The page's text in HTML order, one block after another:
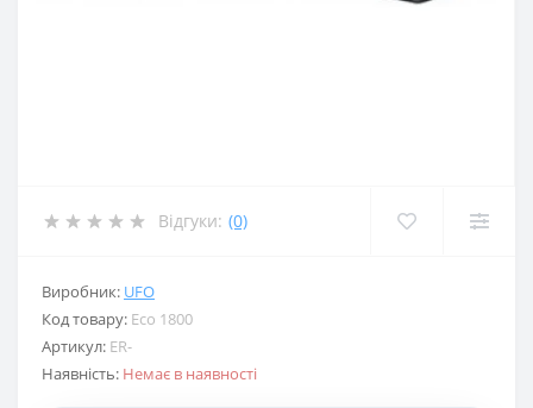
Відгуки: (0)
Виробник: UFO
Код товару: Eco 1800
Артикул: ER-
Наявність: Немає в наявності